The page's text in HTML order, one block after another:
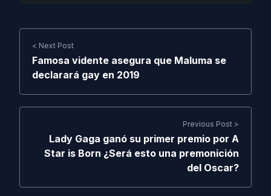
< Next Post
Famosa vidente asegura que Maluma se
declarará gay en 2019
Previous Post >
Lady Gaga ganó su primer premio por A
Star is Born ¿Será esto una premonición
del Oscar?